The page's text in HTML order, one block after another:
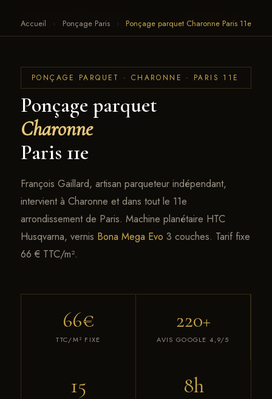
François Gaillard · Parquet ← RETOUR AU SITE
Accueil › Ponçage Paris › Ponçage parquet Charonne Paris 11e
PONÇAGE PARQUET · CHARONNE · PARIS 11E
Ponçage parquet
Charonne
Paris 11e
François Gaillard, artisan parqueteur indépendant,
intervient à Charonne et dans tout le 11e
arrondissement de Paris. Machine planétaire HTC
Husqvarna, vernis Bona Mega Evo 3 couches. Tarif fixe
66 € TTC/m².
66€
TTC/M² FIXE
220+
AVIS GOOGLE 4,9/5
15 8h